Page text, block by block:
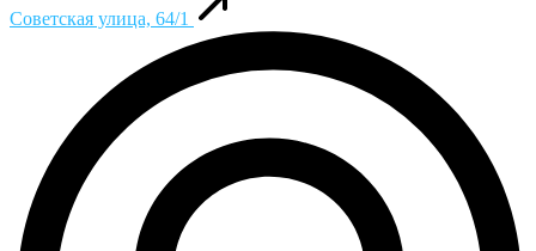
Советская улица, 64/1